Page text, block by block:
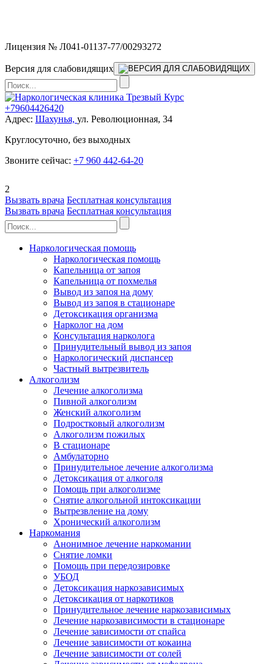
Лицензия № Л041-01137-77/00293272
Версия для слабовидящих
+79604426420
Адрес: Шахунья, ул. Революционная, 34
Круглосуточно, без выходных
Звоните сейчас: +7 960 442-64-20
2
Вызвать врача Бесплатная консультация
Вызвать врача Бесплатная консультация
Наркологическая помощь
Наркологическая помощь
Капельница от запоя
Капельница от похмелья
Вывод из запоя на дому
Вывод из запоя в стационаре
Детоксикация организма
Нарколог на дом
Консультация нарколога
Принудительный вывод из запоя
Наркологический диспансер
Частный вытрезвитель
Алкоголизм
Лечение алкоголизма
Пивной алкоголизм
Женский алкоголизм
Подростковый алкоголизм
Алкоголизм пожилых
В стационаре
Амбулаторно
Принудительное лечение алкоголизма
Детоксикация от алкоголя
Помощь при алкоголизме
Снятие алкогольной интоксикации
Вытрезвление на дому
Хронический алкоголизм
Наркомания
Анонимное лечение наркомании
Снятие ломки
Помощь при передозировке
УБОД
Детоксикация наркозависимых
Детоксикация от наркотиков
Принудительное лечение наркозависимых
Лечение наркозависимости в стационаре
Лечение зависимости от спайса
Лечение зависимости от кокаина
Лечение зависимости от солей